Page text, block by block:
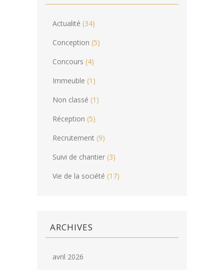
Actualité (34)
Conception (5)
Concours (4)
Immeuble (1)
Non classé (1)
Réception (5)
Recrutement (9)
Suivi de chantier (3)
Vie de la société (17)
ARCHIVES
avril 2026